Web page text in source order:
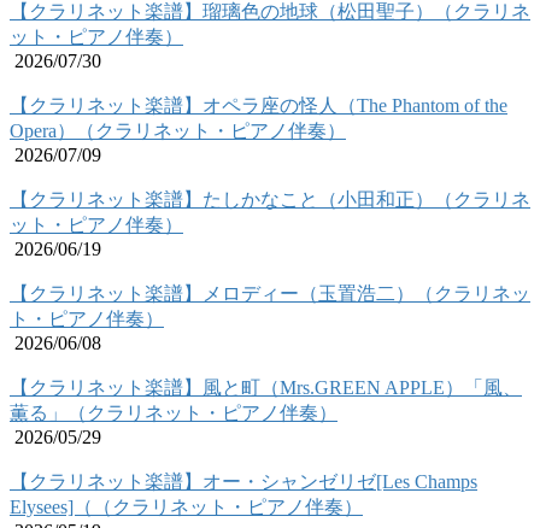
【クラリネット楽譜】瑠璃色の地球（松田聖子）（クラリネ
ット・ピアノ伴奏）
2026/07/30
【クラリネット楽譜】オペラ座の怪人（The Phantom of the
Opera）（クラリネット・ピアノ伴奏）
2026/07/09
【クラリネット楽譜】たしかなこと（小田和正）（クラリネ
ット・ピアノ伴奏）
2026/06/19
【クラリネット楽譜】メロディー（玉置浩二）（クラリネッ
ト・ピアノ伴奏）
2026/06/08
【クラリネット楽譜】風と町（Mrs.GREEN APPLE）「風、
薫る」（クラリネット・ピアノ伴奏）
2026/05/29
【クラリネット楽譜】オー・シャンゼリゼ[Les Champs
Elysees]（（クラリネット・ピアノ伴奏）